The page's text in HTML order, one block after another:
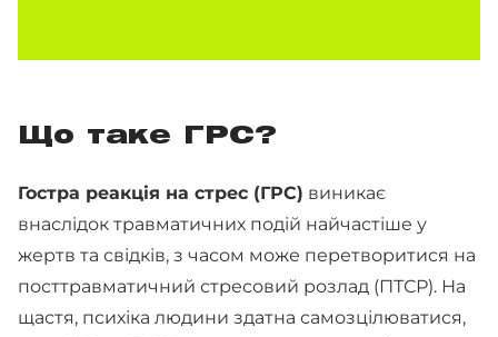
Що таке ГРС?
Гостра реакція на стрес (ГРС) виникає
внаслідок травматичних подій найчастіше у
жертв та свідків, з часом може перетворитися на
посттравматичний стресовий розлад (ПТСР). На
щастя, психіка людини здатна самозцілюватися,